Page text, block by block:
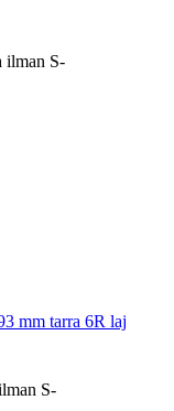
ilman S-
mm tarra 6R laj
S-